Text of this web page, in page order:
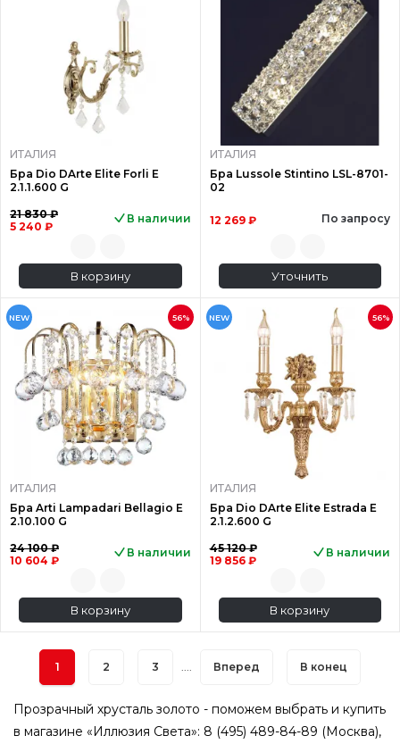
ИТАЛИЯ
Бра Dio DArte Elite Forli E
2.1.1.600 G
21 830 ₽
5 240 ₽
В наличии
В корзину
ИТАЛИЯ
Бра Lussole Stintino LSL-8701-
02
12 269 ₽ По запросу
Уточнить
NEW 56%
ИТАЛИЯ
Бра Arti Lampadari Bellagio E
2.10.100 G
24 100 ₽
10 604 ₽
В наличии
В корзину
NEW 56%
ИТАЛИЯ
Бра Dio DArte Elite Estrada E
2.1.2.600 G
45 120 ₽
19 856 ₽
В наличии
В корзину
1 2 3 Вперед В конец
Прозрачный хрусталь золото - поможем выбрать и купить
в магазине «Иллюзия Света»: 8 (495) 489-84-89 (Москва),